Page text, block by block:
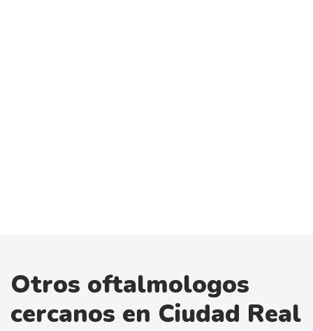
Otros oftalmologos
cercanos en Ciudad Real